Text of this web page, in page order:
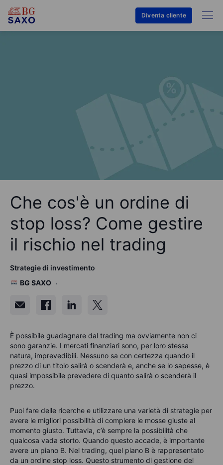
Diventa cliente
Che cos'è un ordine di
stop loss? Come gestire
il rischio nel trading
Strategie di investimento
BG SAXO
È possibile guadagnare dal trading ma ovviamente non ci
sono garanzie. I mercati finanziari sono, per loro stessa
natura, imprevedibili. Nessuno sa con certezza quando il
prezzo di un titolo salirà o scenderà e, anche se lo sapesse, è
quasi impossibile prevedere di quanto salirà o scenderà il
prezzo.
Puoi fare delle ricerche e utilizzare una varietà di strategie per
avere le migliori possibilità di compiere le mosse giuste al
momento giusto. Tuttavia, c’è sempre la possibilità che
qualcosa vada storto. Quando questo accade, è importante
avere un piano B. Nel trading, quel piano B è rappresentato
da un ordine stop loss. Questo strumento di gestione del